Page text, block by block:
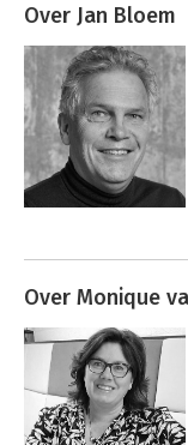
Over Jan Bloem
Over Monique